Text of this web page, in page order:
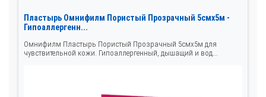
Пластырь Омнифилм Пористый Прозрачный 5смх5м -
Гипоаллергенн...
Омнифилм Пластырь Пористый Прозрачный 5смх5м для
чувствительной кожи. Гипоаллергенный, дышащий и вод...